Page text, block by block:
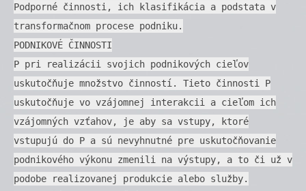
Podporné činnosti, ich klasifikácia a podstata v
transformačnom procese podniku.
PODNIKOVÉ ČINNOSTI
P pri realizácii svojich podnikových cieľov
uskutočňuje množstvo činností. Tieto činnosti P
uskutočňuje vo vzájomnej interakcii a cieľom ich
vzájomných vzťahov, je aby sa vstupy, ktoré
vstupujú do P a sú nevyhnutné pre uskutočňovanie
podnikového výkonu zmenili na výstupy, a to či už v
podobe realizovanej produkcie alebo služby.